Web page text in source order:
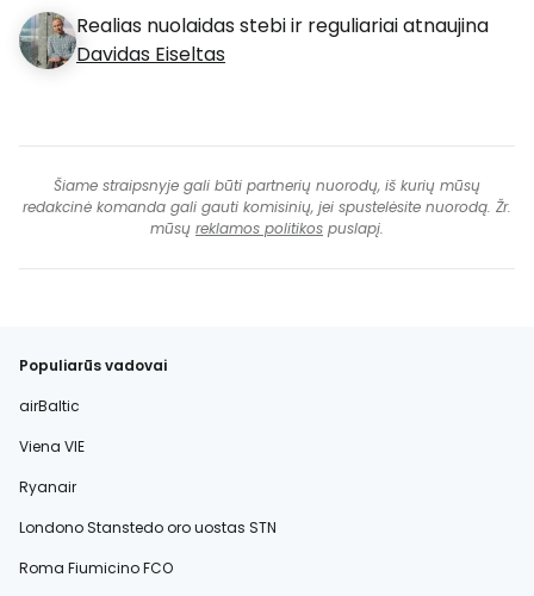
Realias nuolaidas stebi ir reguliariai atnaujina
Davidas Eiseltas
Šiame straipsnyje gali būti partnerių nuorodų, iš kurių mūsų
redakcinė komanda gali gauti komisinių, jei spustelėsite nuorodą. Žr.
mūsų reklamos politikos puslapį.
Populiarūs vadovai
airBaltic
Viena VIE
Ryanair
Londono Stanstedo oro uostas STN
Roma Fiumicino FCO